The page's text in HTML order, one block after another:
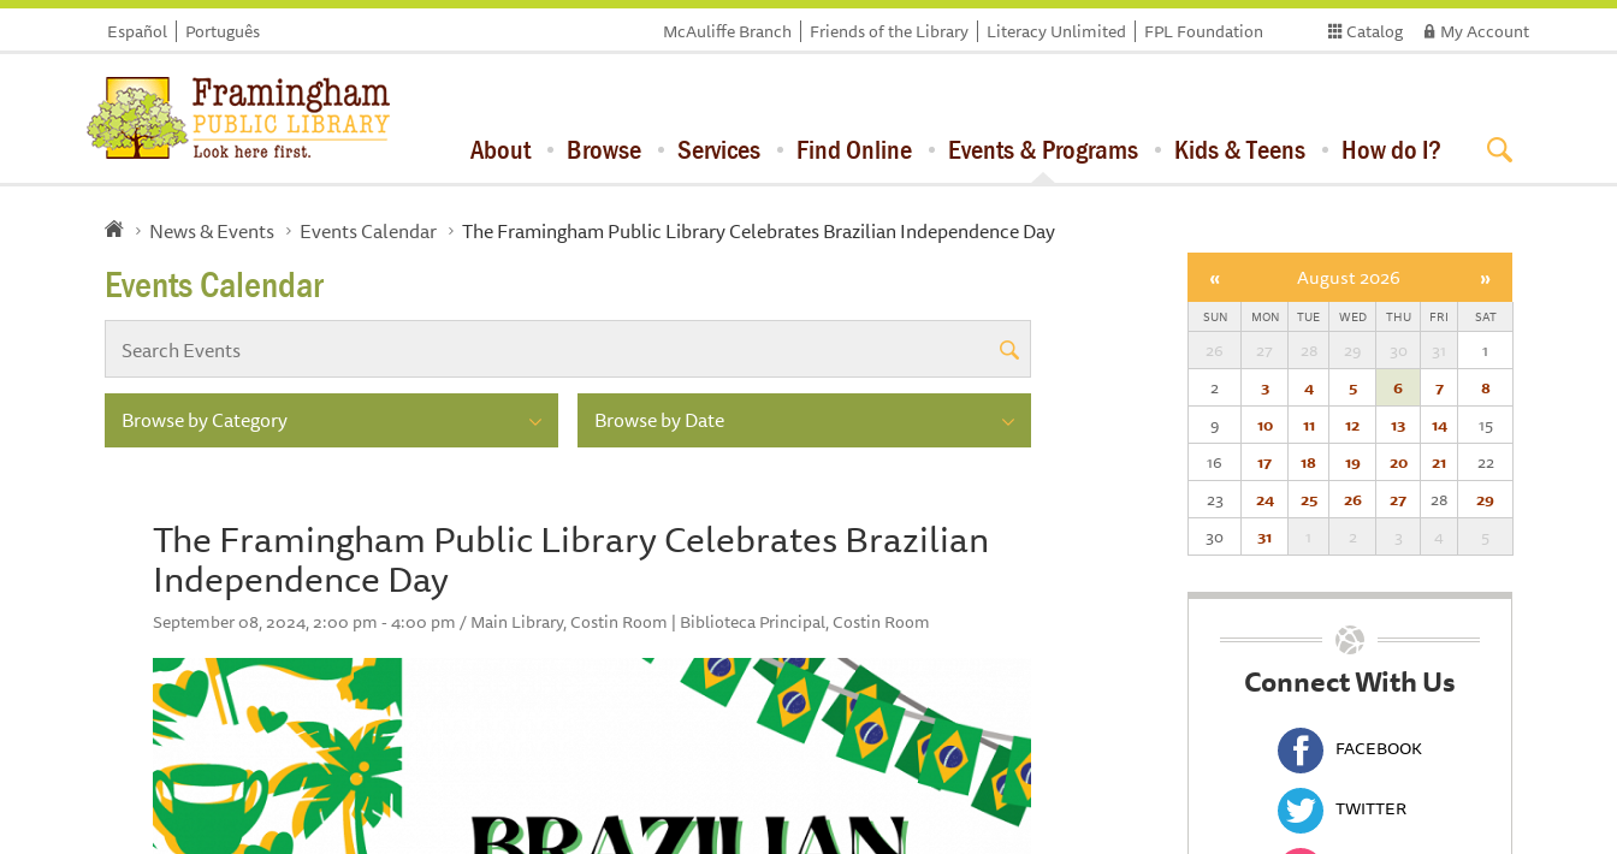
Español Português Catalog My Account
McAuliffe Branch Friends of the Library Literacy Unlimited FPL Foundation
About Browse Services Find Online Events & Programs Kids & Teens How do I?
News & Events Events Calendar The Framingham Public Library Celebrates Brazilian Independence Day
Events Calendar
Browse by Category Browse by Date
The Framingham Public Library Celebrates Brazilian
Independence Day
September 08, 2024, 2:00 pm - 4:00 pm / Main Library, Costin Room | Biblioteca Principal, Costin Room
« August 2026 »
SUN MON TUE WED THU FRI SAT
26 27 28 29 30 31
1
2
3 4 5 6 7
8
9
10 11 12 13 14
15
16
17 18 19 20 21
22
23
24 25 26 27 28
29
30
31 1 2 3 4 5
Connect With Us
FACEBOOK
TWITTER